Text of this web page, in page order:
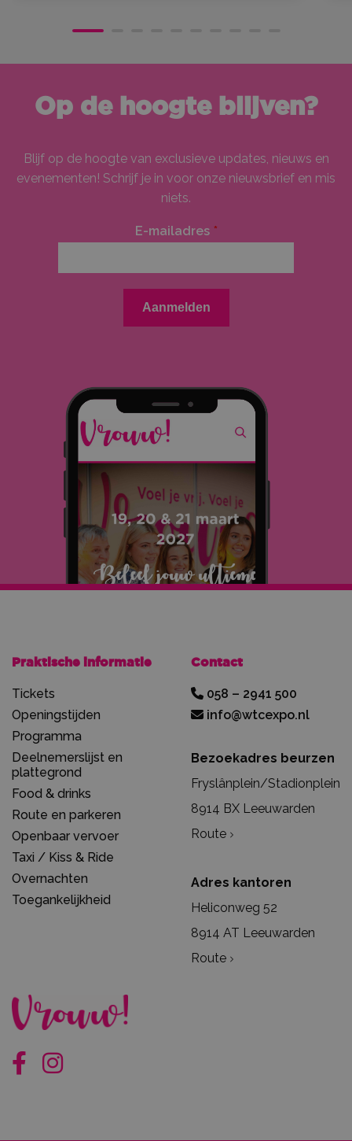
Op de hoogte blijven?
Blijf op de hoogte van exclusieve updates, nieuws en
evenementen! Schrijf je in voor onze nieuwsbrief en mis
niets.
E-mailadres*
Praktische informatie
Tickets
Openingstijden
Programma
Deelnemerslijst en
plattegrond
Food & drinks
Route en parkeren
Openbaar vervoer
Taxi / Kiss & Ride
Overnachten
Toegankelijkheid
Contact
058 – 2941 500
info@wtcexpo.nl
Bezoekadres beurzen
Fryslânplein/Stadionplein
8914 BX Leeuwarden
Route
Adres kantoren
Heliconweg 52
8914 AT Leeuwarden
Route